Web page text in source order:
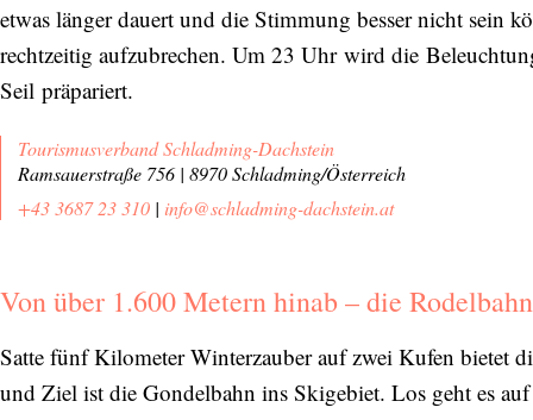
etwas länger dauert und die Stimmung besser nicht sein
rechtzeitig aufzubrechen. Um 23 Uhr wird die
Seil präpariert.
Tourismusverband Schladming-Dachstein
Ramsauerstraße 756 | 8970 Schladming/Österreich
+43 3687 23 310 | info@schladming-dachstein.at
Von über 1.600 Metern hinab – die
Satte fünf Kilometer Winterzauber auf zwei Kufen bietet
und Ziel ist die Gondelbahn ins Skigebiet. Los geht es